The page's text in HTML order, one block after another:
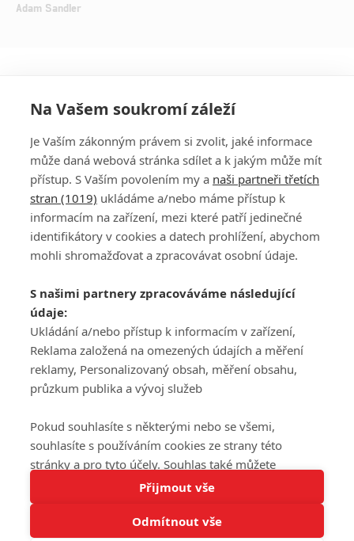
Tato stránka používá soubory cookies.
Rozumím
Adam Sandler
PŘIHLÁSIT
REGISTROVAT
DISKUZE
Šéfredaktorkou webu jePetr Slavík, e-mailserialy@fandimefilmu.cz
Máte-li zájem o inzerci na našem webu napište nám na e-mail
studio@koncal.com
Ochrana osobních údajů|Zásady používání cookies |Pravidla webu
Upravit nastavení soukromí
© 2016 – 2026 FandimeSerialum.cz / All rights reserved /
Na Vašem soukromí záleží
Je Vaším zákonným právem si zvolit, jaké informace
může daná webová stránka sdílet a k jakým může mít
přístup. S Vaším povolením my a naši partneři třetích
stran (1019) ukládáme a/nebo máme přístup k
informacím na zařízení, mezi které patří jedinečné
identifikátory v cookies a datech prohlížení, abychom
mohli shromažďovat a zpracovávat osobní údaje.
S našimi partnery zpracováváme následující
údaje:
Ukládání a/nebo přístup k informacím v zařízení,
Reklama založená na omezených údajích a měření
reklamy, Personalizovaný obsah, měření obsahu,
průzkum publika a vývoj služeb
Pokud souhlasíte s některými nebo se všemi,
souhlasíte s používáním cookies ze strany této
stránky a pro tyto účely. Souhlas také můžete
odmítnout, ale v takovém případě vám na stránce
nebudou k dispozici některé personalizované funkce.
Vaše volby souhlasu se budou vztahovat pouze na
Přijmout vše
Odmítnout vše